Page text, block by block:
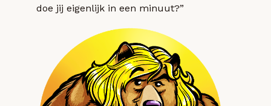
doe jij eigenlijk in een minuut?”